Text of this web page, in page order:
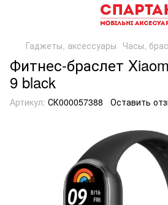
Гаджеты, аксессуары Часы,
Фитнес-браслет
9 black
Артикул: СК000057388 Оставить